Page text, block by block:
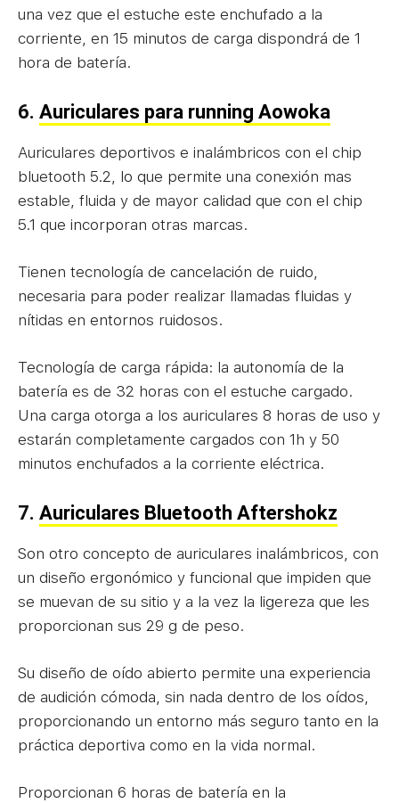
una vez que el estuche este enchufado a la
corriente, en 15 minutos de carga dispondrá de 1
hora de batería.
6. Auriculares para running Aowoka
Auriculares deportivos e inalámbricos con el chip
bluetooth 5.2, lo que permite una conexión mas
estable, fluida y de mayor calidad que con el chip
5.1 que incorporan otras marcas.
Tienen tecnología de cancelación de ruido,
necesaria para poder realizar llamadas fluidas y
nítidas en entornos ruidosos.
Tecnología de carga rápida: la autonomía de la
batería es de 32 horas con el estuche cargado.
Una carga otorga a los auriculares 8 horas de uso y
estarán completamente cargados con 1h y 50
minutos enchufados a la corriente eléctrica.
7. Auriculares Bluetooth Aftershokz
Son otro concepto de auriculares inalámbricos, con
un diseño ergonómico y funcional que impiden que
se muevan de su sitio y a la vez la ligereza que les
proporcionan sus 29 g de peso.
Su diseño de oído abierto permite una experiencia
de audición cómoda, sin nada dentro de los oídos,
proporcionando un entorno más seguro tanto en la
práctica deportiva como en la vida normal.
Proporcionan 6 horas de batería en la